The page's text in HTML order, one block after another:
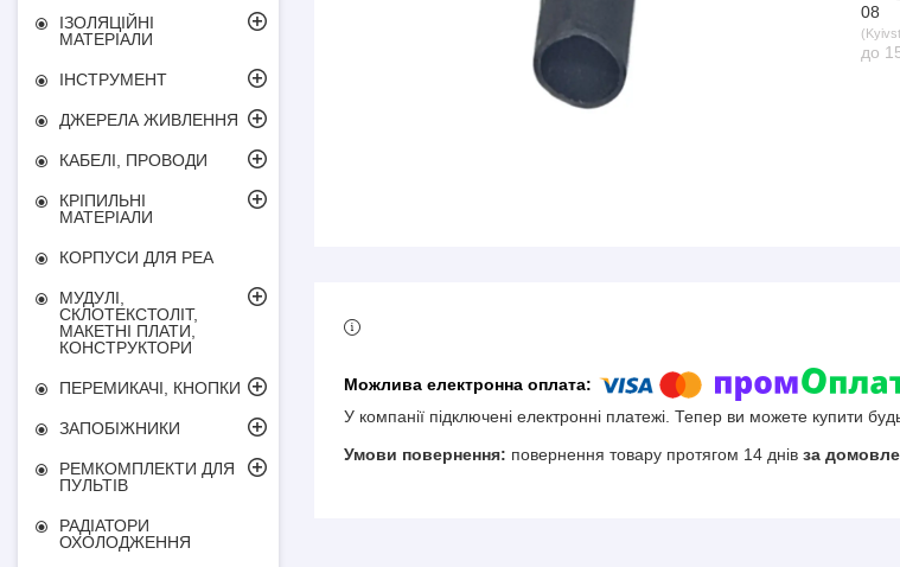
08
до
У компанії підключені електронні платежі. Тепер ви можете купити
повернення товару протягом 14 днів за
ІЗОЛЯЦІЙНІ
МАТЕРІАЛИ
ІНСТРУМЕНТ
ДЖЕРЕЛА ЖИВЛЕННЯ
КАБЕЛІ, ПРОВОДИ
КРІПИЛЬНІ
МАТЕРІАЛИ
КОРПУСИ ДЛЯ РЕА
МУДУЛІ,
СКЛОТЕКСТОЛІТ,
МАКЕТНІ ПЛАТИ,
КОНСТРУКТОРИ
ПЕРЕМИКАЧІ, КНОПКИ
ЗАПОБІЖНИКИ
РЕМКОМПЛЕКТИ ДЛЯ
ПУЛЬТІВ
РАДІАТОРИ
ОХОЛОДЖЕННЯ